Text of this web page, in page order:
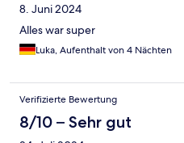
8. Juni 2024
Alles war super
Luka, Aufenthalt von 4 Nächten
Verifizierte Bewertung
8/10 – Sehr gut